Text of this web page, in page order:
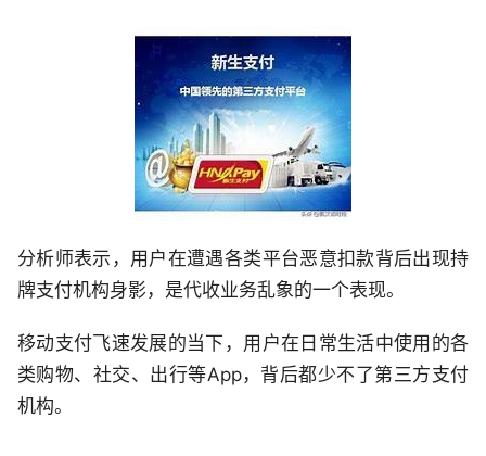
分析师表示，用户在遭遇各类平台恶意扣款背后出现持
牌支付机构身影，是代收业务乱象的一个表现。
移动支付飞速发展的当下，用户在日常生活中使用的各
类购物、社交、出行等App，背后都少不了第三方支付
机构。